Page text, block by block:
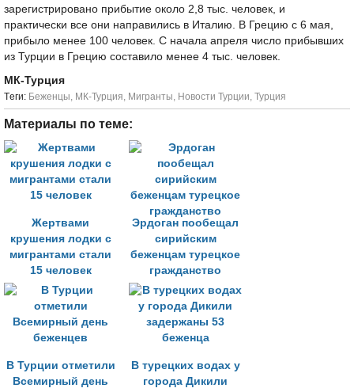
зарегистрировано прибытие около 2,8 тыс. человек, и
практически все они направились в Италию. В Грецию с 6 мая,
прибыло менее 100 человек. С начала апреля число прибывших
из Турции в Грецию составило менее 4 тыс. человек.
МК-Турция
Tеги: Беженцы, МК-Турция, Мигранты, Новости Турции, Турция
Материалы по теме:
Жертвами
крушения лодки с
мигрантами стали
15 человек
Эрдоган пообещал
сирийским
беженцам турецкое
гражданство
В Турции отметили
Всемирный день
В турецких водах у
города Дикили